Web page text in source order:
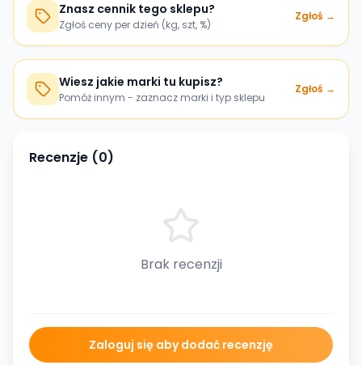
Znasz cennik tego sklepu?
Zgłoś ceny per dzień (kg, szt, %)
Zgłoś →
Wiesz jakie marki tu kupisz?
Pomóż innym - zaznacz marki i typ sklepu
Zgłoś →
Recenzje (0)
Brak recenzji
Zaloguj się aby dodać recenzję